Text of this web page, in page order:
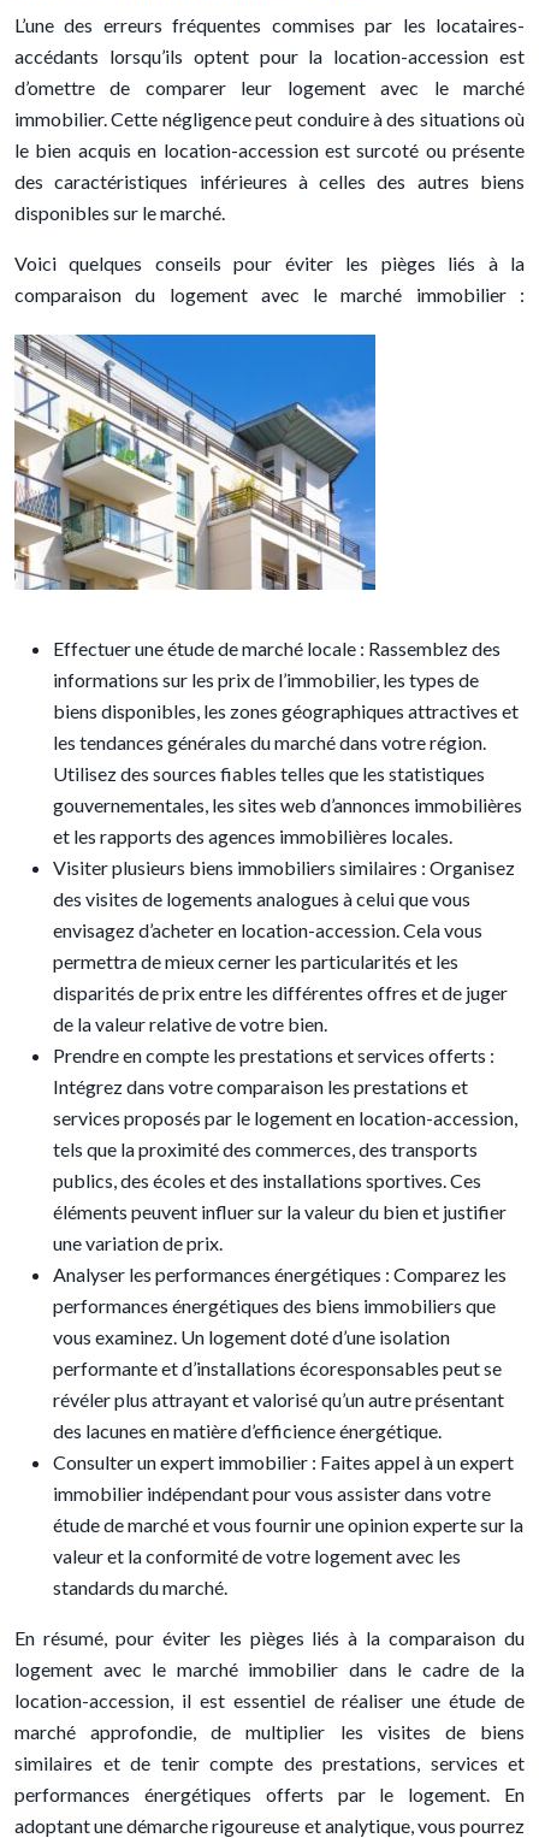
L’une des erreurs fréquentes commises par les locataires-
accédants lorsqu’ils optent pour la location-accession est
d’omettre de comparer leur logement avec le marché
immobilier. Cette négligence peut conduire à des situations où
le bien acquis en location-accession est surcoté ou présente
des caractéristiques inférieures à celles des autres biens
disponibles sur le marché.
Voici quelques conseils pour éviter les pièges liés à la
comparaison du logement avec le marché immobilier :
Effectuer une étude de marché locale : Rassemblez des
informations sur les prix de l’immobilier, les types de
biens disponibles, les zones géographiques attractives et
les tendances générales du marché dans votre région.
Utilisez des sources fiables telles que les statistiques
gouvernementales, les sites web d’annonces immobilières
et les rapports des agences immobilières locales.
Visiter plusieurs biens immobiliers similaires : Organisez
des visites de logements analogues à celui que vous
envisagez d’acheter en location-accession. Cela vous
permettra de mieux cerner les particularités et les
disparités de prix entre les différentes offres et de juger
de la valeur relative de votre bien.
Prendre en compte les prestations et services offerts :
Intégrez dans votre comparaison les prestations et
services proposés par le logement en location-accession,
tels que la proximité des commerces, des transports
publics, des écoles et des installations sportives. Ces
éléments peuvent influer sur la valeur du bien et justifier
une variation de prix.
Analyser les performances énergétiques : Comparez les
performances énergétiques des biens immobiliers que
vous examinez. Un logement doté d’une isolation
performante et d’installations écoresponsables peut se
révéler plus attrayant et valorisé qu’un autre présentant
des lacunes en matière d’efficience énergétique.
Consulter un expert immobilier : Faites appel à un expert
immobilier indépendant pour vous assister dans votre
étude de marché et vous fournir une opinion experte sur la
valeur et la conformité de votre logement avec les
standards du marché.
En résumé, pour éviter les pièges liés à la comparaison du
logement avec le marché immobilier dans le cadre de la
location-accession, il est essentiel de réaliser une étude de
marché approfondie, de multiplier les visites de biens
similaires et de tenir compte des prestations, services et
performances énergétiques offerts par le logement. En
adoptant une démarche rigoureuse et analytique, vous pourrez